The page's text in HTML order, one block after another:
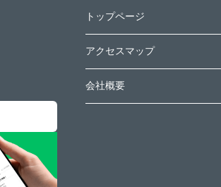
トップページ
アクセスマップ
会社概要